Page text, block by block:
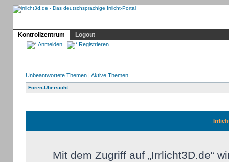
Kontrollzentrum
Logout
Anmelden Registrieren
Unbeantwortete Themen| Aktive Themen
Foren-Übersicht
Mit dem Zugriff auf „Irrlicht3D.de“